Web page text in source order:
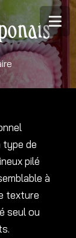
type de
pilé
à
texture
seul ou